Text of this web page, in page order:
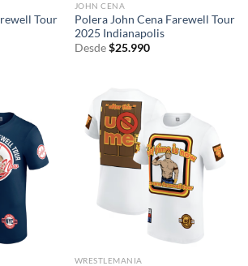
Tour
JOHN CENA
Polera John Cena Farewell Tour
2025 Indianapolis
Desde $25.990
WRESTLEMANIA